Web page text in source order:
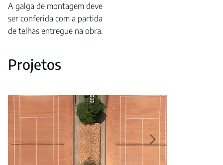
A galga de montagem deve
ser conferida com a partida
de telhas entregue na obra.
Projetos